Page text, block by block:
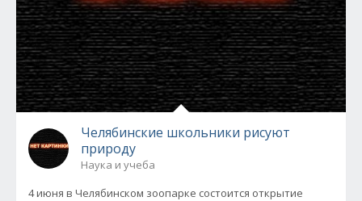
Челябинские школьники рисуют
природу
Наука и учеба
4 июня в Челябинском зоопарке состоится открытие